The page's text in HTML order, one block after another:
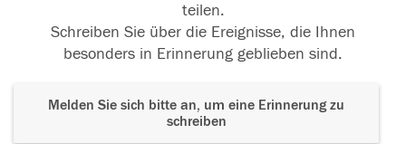
teilen.
Schreiben Sie über die Ereignisse, die Ihnen
besonders in Erinnerung geblieben sind.
Melden Sie sich bitte an, um eine Erinnerung zu
schreiben